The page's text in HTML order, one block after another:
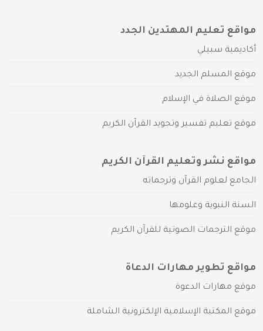
مواقع تعليم المهتدين الجدد
أكاديمية سبيلي
موقع المسلم الجديد
موقع الصلاة في الإسلام
موقع تعليم تفسير وتجويد القرآن الكريم
مواقع نشر وتعليم القرآن الكريم
الجامع لعلوم القرآن وترجماته
السنة النبوية وعلومها
موقع الترجمات الصوتية للقرآن الكريم
مواقع تطوير مهارات الدعاة
موقع مهارات الدعوة
موقع المكتبة الإسلامية الإلكترونية الشاملة